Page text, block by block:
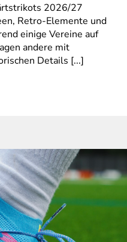
2026/27
Retro-Elemente und
einige Vereine auf
andere mit
Details [...]